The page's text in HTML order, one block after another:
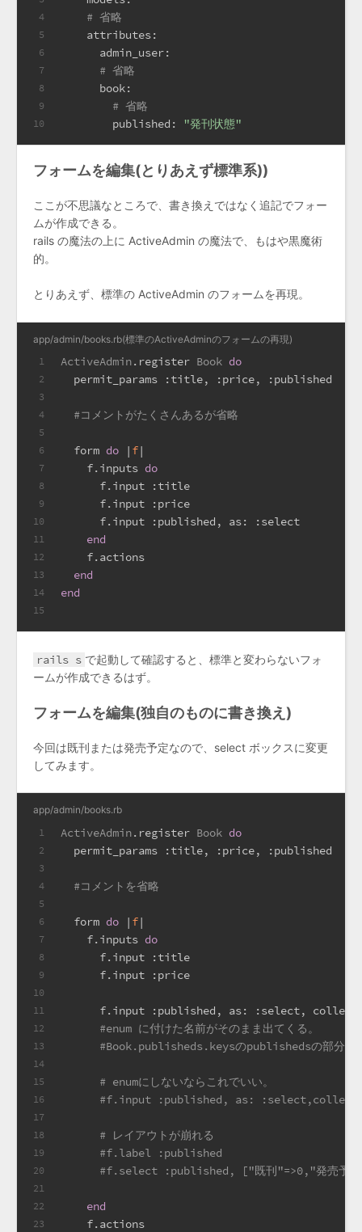
4
5
6
7
8
9
10
# 省略
attributes:
admin_user:
# 省略
book:
# 省略
published:
"発刊状態"
フォームを編集(とりあえず標準系))
ここが不思議なところで、書き換えではなく追記でフォー
ムが作成できる。
rails の魔法の上に ActiveAdmin の魔法で、もはや黒魔術
的。
とりあえず、標準の ActiveAdmin のフォームを再現。
app/admin/books.rb(標準のActiveAdminのフォームの再現)
1
2
3
4
5
6
7
8
9
10
11
12
13
14
15
ActiveAdmin.register Book do
  permit_params
:title, :price, :published
#コメントがたくさんあるが省略
  form
do | f|
    f.inputs
do
      f.input
:title
      f.input
:price
      f.input
:published , as:
:select
end
    f.actions
end
end
rails s で起動して確認すると、標準と変わらないフォ
ームが作成できるはず。
フォームを編集(独自のものに書き換え)
今回は既刊または発売予定なので、select ボックスに変更
してみます。
app/admin/books.rb
1
2
3
4
5
6
7
8
9
10
11
12
13
14
15
16
17
18
19
20
21
22
23
ActiveAdmin.register Book do
  permit_params
:title, :price, :published
#コメントを省略
  form
do | f|
    f.inputs
do
      f.input
:title
      f.input
:price
      f.input
:published , as: :select,
#enum に付けた名前がそのまま出てくる。
#Book.publisheds.keysのpublishedsの部分がs
# enumにしないならこれでいい。
#f.input :published, as:
# レイアウトが崩れる
#f.label :published
#f.select :published, ["既刊"=>0,"発売予
end
    f.actions